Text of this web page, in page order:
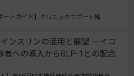
ートガイド】クリニックサポート編
ンスリンの活用と展望 ―イコ
者への導入からGLP-1との配合